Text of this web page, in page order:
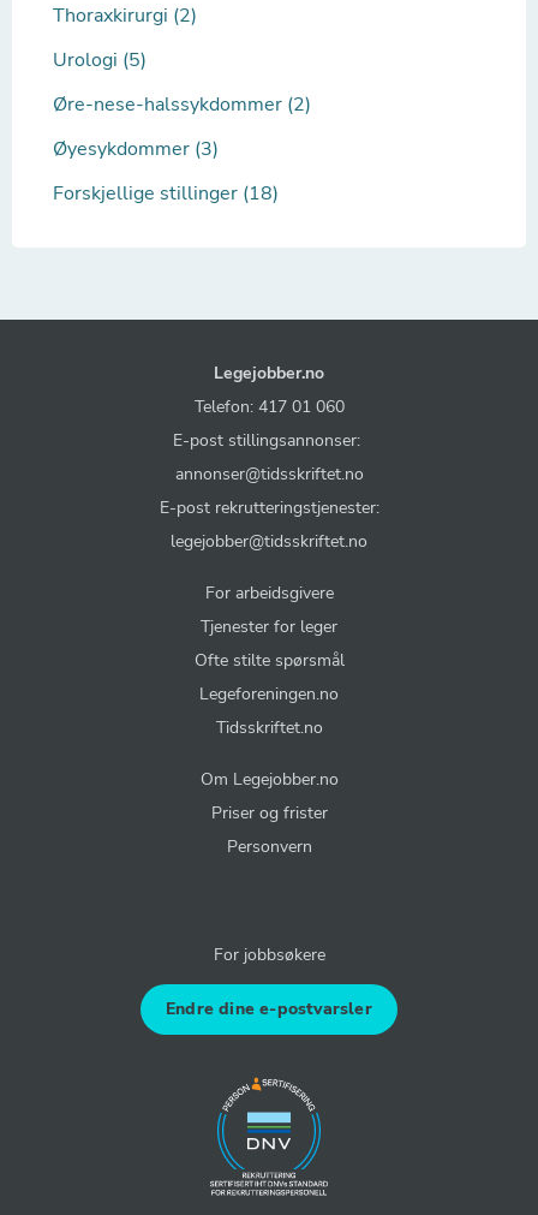
Thoraxkirurgi (2)
Urologi (5)
Øre-nese-halssykdommer (2)
Øyesykdommer (3)
Forskjellige stillinger (18)
Legejobber.no
Telefon: 417 01 060
E-post stillingsannonser:
annonser@tidsskriftet.no
E-post rekrutteringstjenester:
legejobber@tidsskriftet.no
For arbeidsgivere
Tjenester for leger
Ofte stilte spørsmål
Legeforeningen.no
Tidsskriftet.no
Om Legejobber.no
Priser og frister
Personvern
For jobbsøkere
Endre dine e-postvarsler